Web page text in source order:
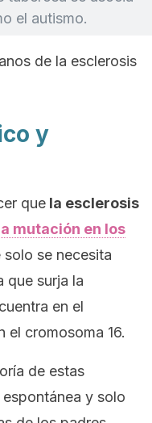
el autismo.
de la esclerosis
y
que la esclerosis
mutación en los
solo se necesita
que surja la
en el
el cromosoma 16.
de estas
y solo